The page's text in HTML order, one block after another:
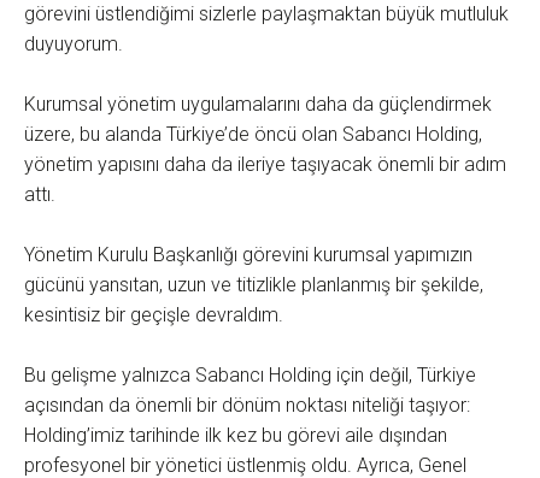
görevini üstlendiğimi sizlerle paylaşmaktan büyük mutluluk
duyuyorum.
Kurumsal yönetim uygulamalarını daha da güçlendirmek
üzere, bu alanda Türkiye’de öncü olan Sabancı Holding,
yönetim yapısını daha da ileriye taşıyacak önemli bir adım
attı.
Yönetim Kurulu Başkanlığı görevini kurumsal yapımızın
gücünü yansıtan, uzun ve titizlikle planlanmış bir şekilde,
kesintisiz bir geçişle devraldım.
Bu gelişme yalnızca Sabancı Holding için değil, Türkiye
açısından da önemli bir dönüm noktası niteliği taşıyor:
Holding’imiz tarihinde ilk kez bu görevi aile dışından
profesyonel bir yönetici üstlenmiş oldu. Ayrıca, Genel